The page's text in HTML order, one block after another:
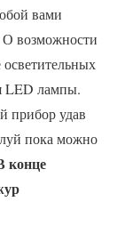
вами
О возможности
LED лампы.
прибор удав
пока можно
конце